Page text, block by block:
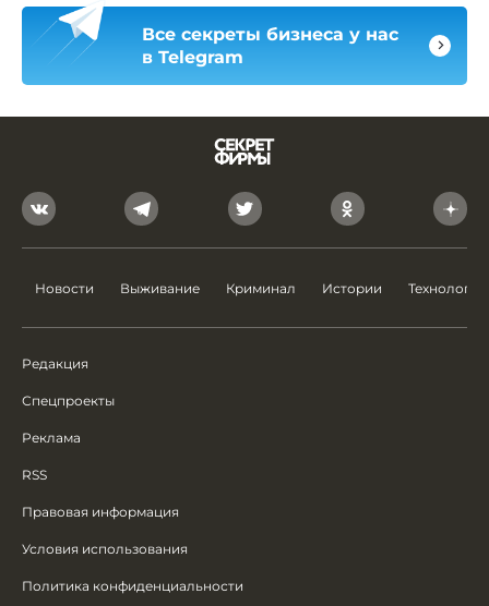
Все секреты бизнеса у нас
в Telegram
Новости Выживание Криминал Истории Технологии
Редакция
Спецпроекты
Реклама
RSS
Правовая информация
Условия использования
Политика конфиденциальности